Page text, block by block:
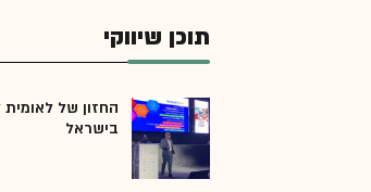
תוכן שיווקי
החזון של לאומית
בישראל